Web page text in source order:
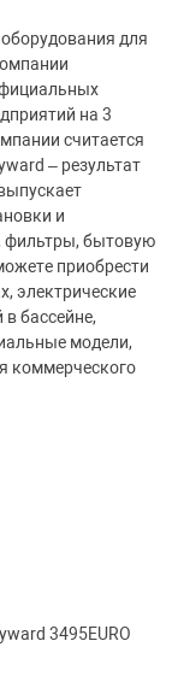
для
на 3
считается
– результат
и
фильтры, бытовую
приобрести
электрические
бассейне,
модели,
коммерческого
3495EURO